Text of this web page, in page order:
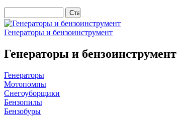
Генераторы и бензоинструмент
Генераторы и бензоинструмент
Генераторы
Мотопомпы
Снегоуборщики
Бензопилы
Бензобуры